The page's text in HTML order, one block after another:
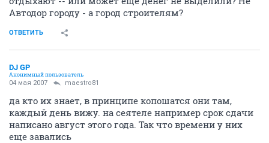
Автодор городу - а город строителям?
ОТВЕТИТЬ
DJ GP
Анонимный пользователь
04 мая 2007 maestro81
да кто их знает, в принципе копошатся они там,
каждый день вижу. на сеятеле например срок сдачи
написано август этого года. Так что времени у них
еще завались